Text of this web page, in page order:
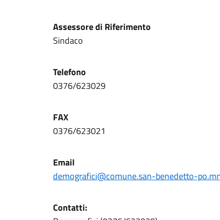
Assessore di Riferimento
Sindaco
Telefono
0376/623029
FAX
0376/623021
Email
demografici@comune.san-benedetto-
Contatti: